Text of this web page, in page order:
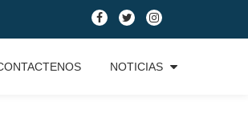
fa-
facebook
fa-
twitter
fa-
instagram
NOTICIAS